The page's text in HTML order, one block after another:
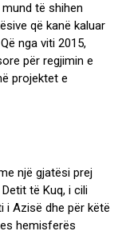
të shihen
që kanë kaluar
nga viti 2015,
për regjimin e
projektet e
një gjatësi prej
të Kuq, i cili
i Azisë dhe për këtë
hemisferës